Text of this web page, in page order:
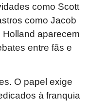
como Scott
como Jacob
Holland aparecem
entre fãs e
O papel exige
à franquia